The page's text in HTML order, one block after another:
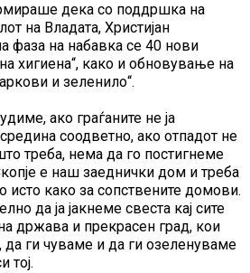
дека со поддршка на
на Владата, Христијан
фаза на набавка се 40 нови
хигиена“, како и обновување на
и зеленило“.
ако граѓаните не ја
соодветно, ако отпадот не
треба, нема да го постигнеме
е наш заеднички дом и треба
исто како за сопствените домови.
да ја јакнеме свеста кај сите
држава и прекрасен град, кои
да ги чуваме и да ги озеленуваме
тој.